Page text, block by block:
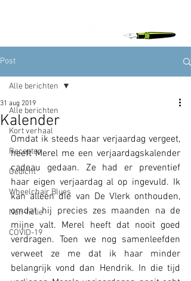
Post
Alle berichten
Kort verhaal
Recepten
Gedicht
Wheelchair Blues
Non-fictie
COVID-19
Alle berichten
Kalender
31 aug 2019
Omdat ik steeds haar verjaardag vergeet,
heeft Merel me een verjaardagskalender
cadeau gedaan. Ze had er preventief
haar eigen verjaardag al op ingevuld. Ik
kan alleen die van De Vlerk onthouden,
omdat hij precies zes maanden na de
mijne valt. Merel heeft dat nooit goed
verdragen. Toen we nog samenleefden
verweet ze me dat ik haar minder
belangrijk vond dan Hendrik. In die tijd